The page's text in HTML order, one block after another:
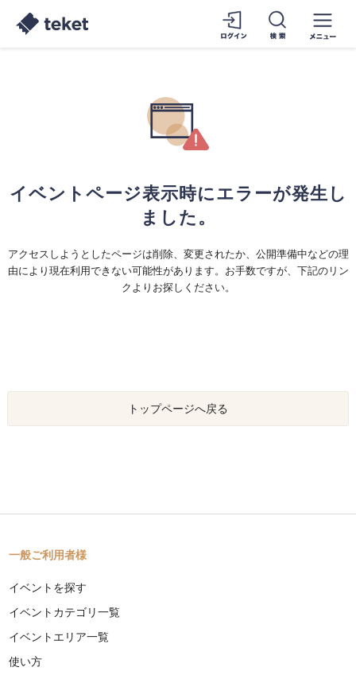
イベントページ表示時にエラーが発生し
ました。
アクセスしようとしたページは削除、変更されたか、公開準備中などの理
由により現在利用できない可能性があります。お手数ですが、下記のリン
クよりお探しください。
トップページへ戻る
一般ご利用者様
イベントを探す
イベントカテゴリ一覧
イベントエリア一覧
使い方